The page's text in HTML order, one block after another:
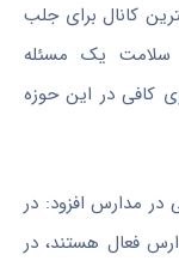
کانال برای جلب
یک مسئله
کافی در این حوزه
در مدارس افزود: در
در مدارس فعال هستند، در